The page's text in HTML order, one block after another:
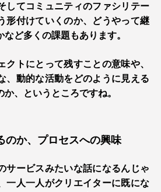
してコミュニティのファシリテー
形付けていくのか、どうやって継
ど多くの課題もあります。
クトにとって残すことの意味や、
、動的な活動をどのように見える
、というところですね。
のか、プロセスへの興味
サービスみたいな話になるんじゃ
一人一人がクリエイターに既にな